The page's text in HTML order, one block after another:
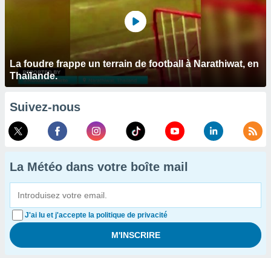
La foudre frappe un terrain de football à Narathiwat, en
Thaïlande.
Suivez-nous
La Météo dans votre boîte mail
J'ai lu et j'accepte la politique de privacité